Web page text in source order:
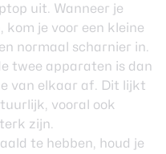
uit. Wanneer je
kom je voor een kleine
normaal scharnier in.
twee apparaten is dan
van elkaar af. Dit lijkt
vooral ook
zijn.
te hebben, houd je